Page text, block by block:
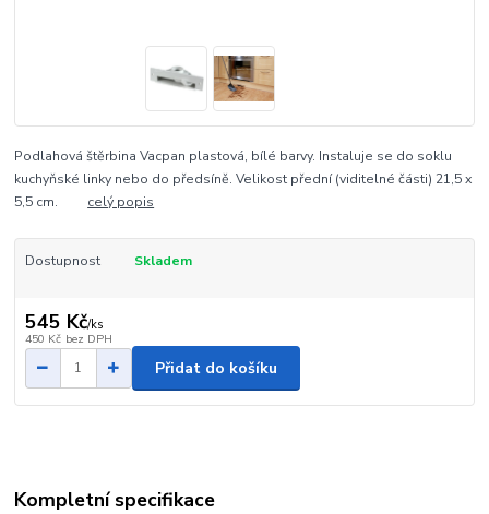
Podlahová štěrbina Vacpan plastová, bílé barvy. Instaluje se do soklu
kuchyňské linky nebo do předsíně. Velikost přední (viditelné části) 21,5 x
5,5 cm. celý popis
Dostupnost Skladem
545 Kč/ks
450 Kč bez DPH
Přidat do košíku
Kompletní specifikace